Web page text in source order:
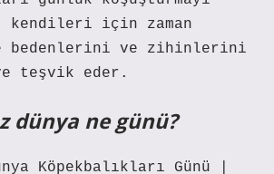
kendileri için zaman
bedenlerini ve zihinlerini
teşvik eder.
dünya ne günü?
Köpekbalıkları Günü |